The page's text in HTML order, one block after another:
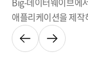
애플리케이션을 제작